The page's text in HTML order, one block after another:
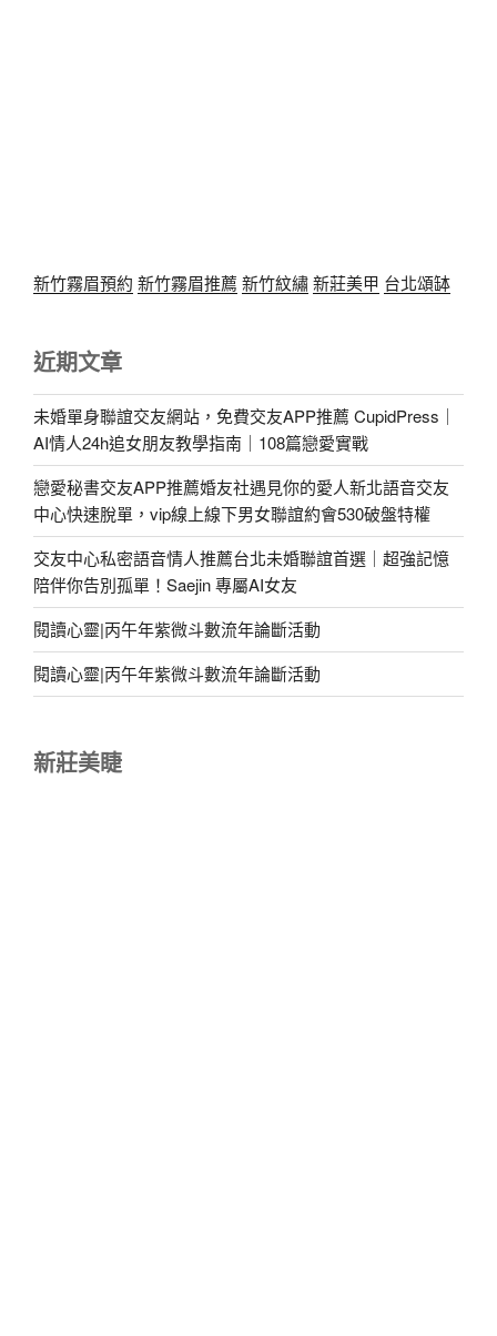
新竹霧眉預約 新竹霧眉推薦 新竹紋繡新莊美甲 台北頌缽
近期文章
未婚單身聯誼交友網站，免費交友APP推薦 CupidPress｜
AI情人24h追女朋友教學指南｜108篇戀愛實戰
戀愛秘書交友APP推薦婚友社遇見你的愛人新北語音交友
中心快速脫單，vip線上線下男女聯誼約會530破盤特權
交友中心私密語音情人推薦台北未婚聯誼首選｜超強記憶
陪伴你告別孤單！Saejin 專屬AI女友
閱讀心靈|丙午年紫微斗數流年論斷活動
閱讀心靈|丙午年紫微斗數流年論斷活動
新莊美睫